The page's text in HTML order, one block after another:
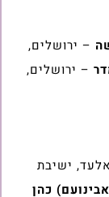
– ירושלים,
– ירושלים,
ישיבת
כהן